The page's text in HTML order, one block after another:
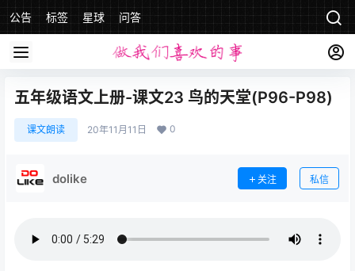
公告 标签 星球 问答
五年级语文上册-课文23 鸟的天堂(P96-P98)
课文朗读 20年11月11日 0
dolike 关注 私信